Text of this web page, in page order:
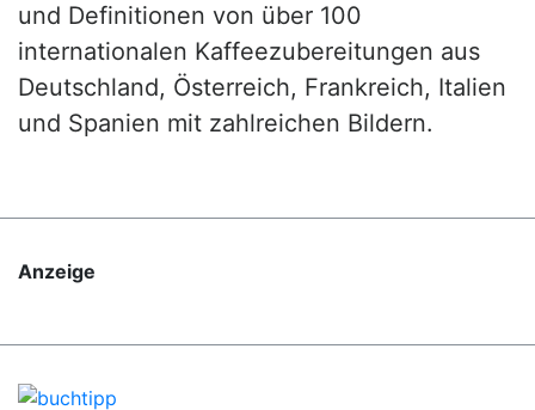
und Definitionen von über 100
internationalen Kaffeezubereitungen aus
Deutschland, Österreich, Frankreich, Italien
und Spanien mit zahlreichen Bildern.
Anzeige